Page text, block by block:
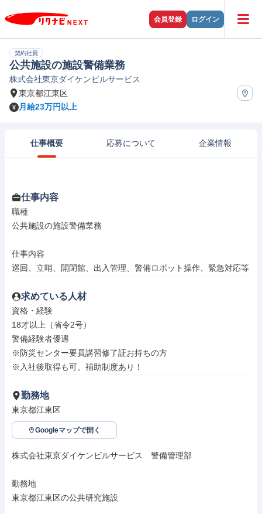
会員登録 ログイン
契約社員
公共施設の施設警備業務
株式会社東京ダイケンビルサービス
東京都江東区
月給23万円以上
仕事概要 応募について 企業情報
仕事内容
職種
公共施設の施設警備業務
仕事内容
巡回、立哨、開閉館、出入管理、警備ロボット操作、緊急対応等
求めている人材
資格・経験
18才以上（省令2号）
警備経験者優遇
※防災センター要員講習修了証お持ちの方
※入社後取得も可。補助制度あり！
勤務地
東京都江東区
Googleマップで開く
株式会社東京ダイケンビルサービス　警備管理部
勤務地
東京都江東区の公共研究施設